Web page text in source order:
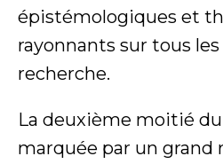
épistémologiques et
rayonnants sur tous
recherche.
La deuxième moitié du
marquée par un grand